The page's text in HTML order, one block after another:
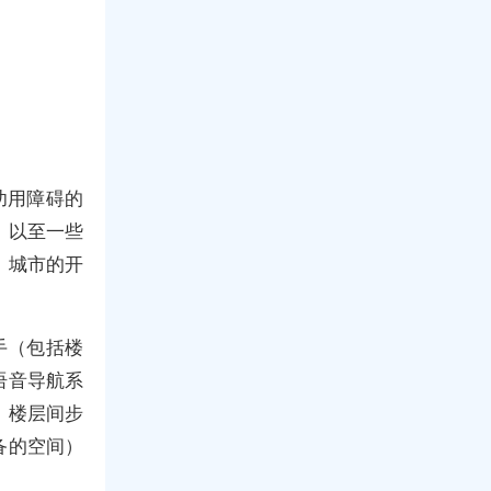
用障碍的
以至一些
城市的开
（包括楼
音导航系
楼层间步
空间）